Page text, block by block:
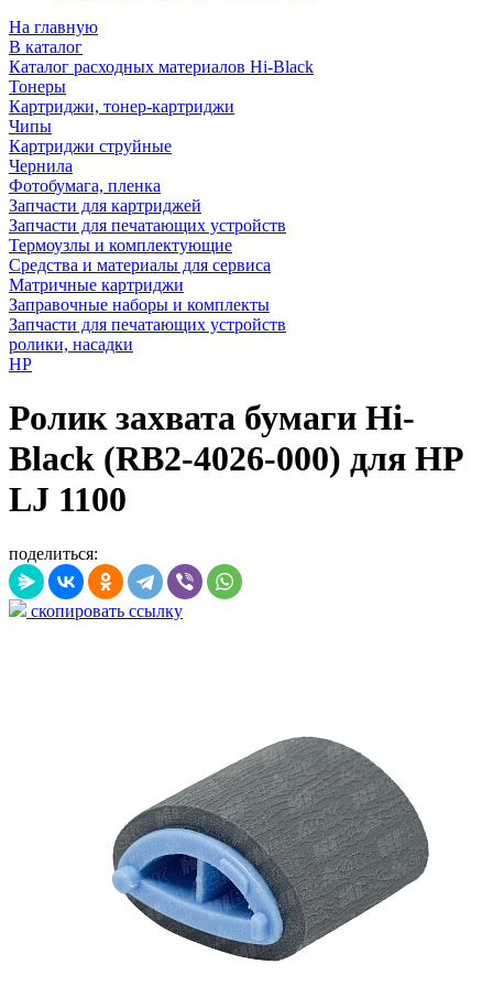
На главную
В каталог
Каталог расходных материалов Hi-Black
Тонеры
Картриджи, тонер-картриджи
Чипы
Картриджи струйные
Чернила
Фотобумага, пленка
Запчасти для картриджей
Запчасти для печатающих устройств
Термоузлы и комплектующие
Средства и материалы для сервиса
Матричные картриджи
Заправочные наборы и комплекты
Запчасти для печатающих устройств
ролики, насадки
HP
Ролик захвата бумаги Hi-
Black (RB2-4026-000) для HP
LJ 1100
поделиться:
скопировать ссылку